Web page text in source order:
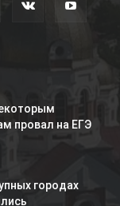
провал на ЕГЭ
городах